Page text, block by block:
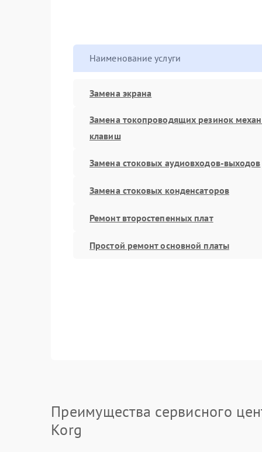
Наименование услуги
Замена экрана
Замена токопроводящих резинок
клавиш
Замена стоковых аудиовходов-выходов
Замена стоковых конденсаторов
Ремонт второстепенных плат
Простой ремонт основной платы
Преимущества сервисного
Korg